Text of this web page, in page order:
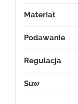
Materiał
Podawanie
Regulacja
Suw